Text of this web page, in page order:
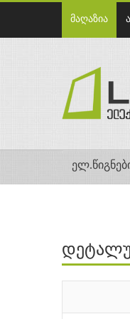
მაღაზია